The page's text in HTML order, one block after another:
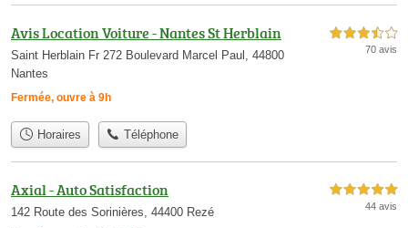
Avis Location Voiture - Nantes St Herblain
Saint Herblain Fr 272 Boulevard Marcel Paul, 44800
Nantes
Fermée, ouvre à 9h
3,5 étoiles sur 5
70 avis
Horaires Téléphone
Axial - Auto Satisfaction
142 Route des Sorinières, 44400 Rezé
5,0 étoiles sur 5
44 avis